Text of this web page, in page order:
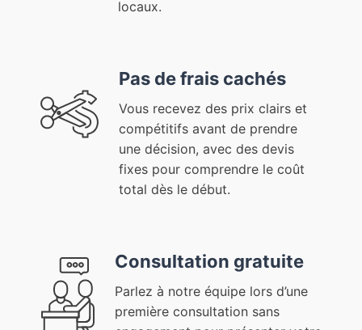
locaux.
Pas de frais cachés
Vous recevez des prix clairs et
compétitifs avant de prendre
une décision, avec des devis
fixes pour comprendre le coût
total dès le début.
Consultation gratuite
Parlez à notre équipe lors d’une
première consultation sans